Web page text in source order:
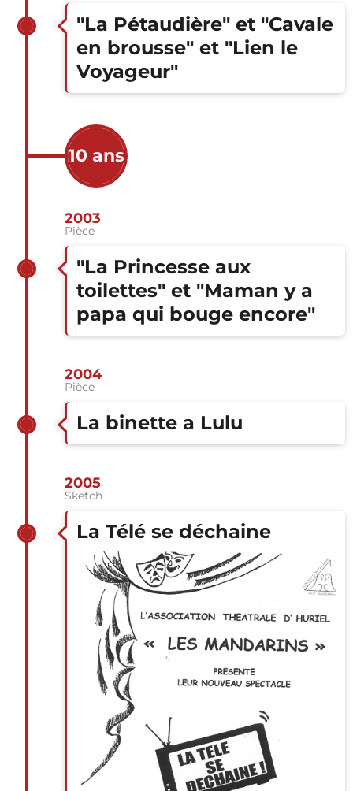
"La Pétaudière" et "Cavale
en brousse" et "Lien le
Voyageur"
10 ans
2003
Pièce
"La Princesse aux
toilettes" et "Maman y a
papa qui bouge encore"
2004
Pièce
La binette a Lulu
2005
Sketch
La Télé se déchaine